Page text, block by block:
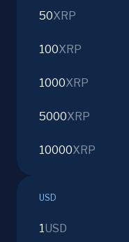
50XRP
100XRP
1000XRP
5000XRP
10000XRP
USD
1USD